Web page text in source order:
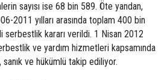
sayısı ise 68 bin 589. Öte yandan,
2011 yılları arasında toplam 400 bin
serbestlik kararı verildi. 1 Nisan 2012
ve yardım hizmetleri kapsamında
ve hükümlü takip ediliyor.